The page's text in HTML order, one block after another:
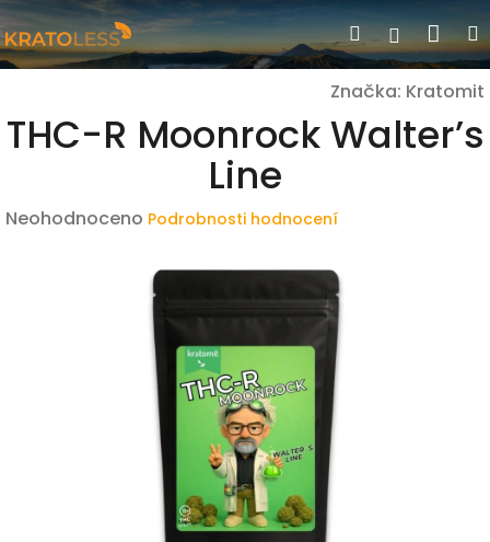
Přejít
na
obsah
Hledat
Značka: Kratomit
THC-R Moonrock Walter’s
Line
Průměrné
Neohodnoceno Podrobnosti hodnocení